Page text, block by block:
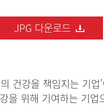
JPG 다운로드
건강을 책임지는 기
을 위해 기여하는 기업